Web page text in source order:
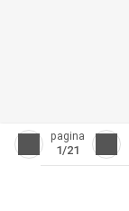
pagina
1/21